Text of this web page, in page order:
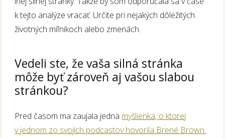
k tejto analýze vracať. Určite pri nejakých dôležitých
životných míľnikoch alebo zmenách.
Vedeli ste, že vaša silná stránka
môže byť zároveň aj vašou slabou
stránkou?
Pred časom ma zaujala jedna myšlienka, o ktorej
v jednom zo svojich podcastov hovorila Brené Brown.